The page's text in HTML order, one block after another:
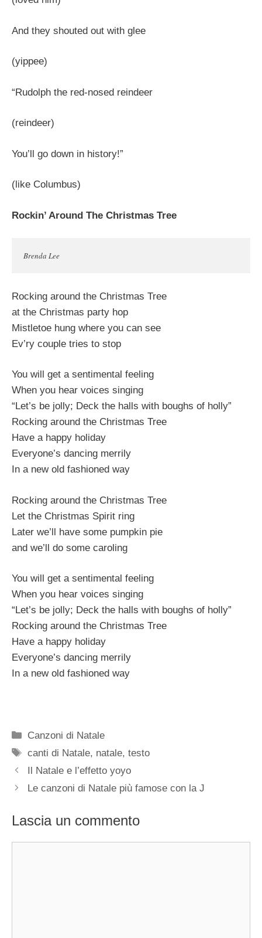
And they shouted out with glee
(yippee)
“Rudolph the red-nosed reindeer
(reindeer)
You’ll go down in history!”
(like Columbus)
Rockin’ Around The Christmas Tree
Brenda Lee
Rocking around the Christmas Tree
at the Christmas party hop
Mistletoe hung where you can see
Ev’ry couple tries to stop
You will get a sentimental feeling
When you hear voices singing
“Let’s be jolly; Deck the halls with boughs of holly”
Rocking around the Christmas Tree
Have a happy holiday
Everyone’s dancing merrily
In a new old fashioned way
Rocking around the Christmas Tree
Let the Christmas Spirit ring
Later we’ll have some pumpkin pie
and we’ll do some caroling
You will get a sentimental feeling
When you hear voices singing
“Let’s be jolly; Deck the halls with boughs of holly”
Rocking around the Christmas Tree
Have a happy holiday
Everyone’s dancing merrily
In a new old fashioned way
Categorie
Canzoni di Natale
Tag
canti di Natale, natale,testo
Il Natale e l’effetto yoyo
Le canzoni di Natale più famose con la J
Lascia un commento